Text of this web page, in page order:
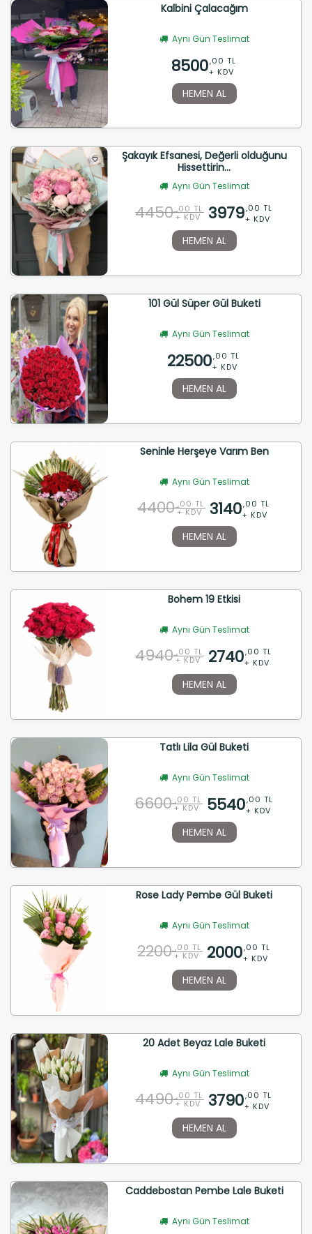
Kalbini Çalacağım
Aynı Gün Teslimat
8500,00 TL
+ KDV
HEMEN AL
Şakayık Efsanesi, Değerli olduğunu
Hissettirin...
Aynı Gün Teslimat
4450 ,00 TL
+ KDV 3979,00 TL
+ KDV
HEMEN AL
101 Gül Süper Gül Buketi
Aynı Gün Teslimat
22500,00 TL
+ KDV
HEMEN AL
Seninle Herşeye Varım Ben
Aynı Gün Teslimat
4400 ,00 TL
+ KDV 3140,00 TL
+ KDV
HEMEN AL
Bohem 19 Etkisi
Aynı Gün Teslimat
4940 ,00 TL
+ KDV 2740,00 TL
+ KDV
HEMEN AL
Tatlı Lila Gül Buketi
Aynı Gün Teslimat
6600 ,00 TL
+ KDV 5540,00 TL
+ KDV
HEMEN AL
Rose Lady Pembe Gül Buketi
Aynı Gün Teslimat
2200 ,00 TL
+ KDV 2000,00 TL
+ KDV
HEMEN AL
20 Adet Beyaz Lale Buketi
Aynı Gün Teslimat
4490 ,00 TL
+ KDV 3790,00 TL
+ KDV
HEMEN AL
Caddebostan Pembe Lale Buketi
Aynı Gün Teslimat